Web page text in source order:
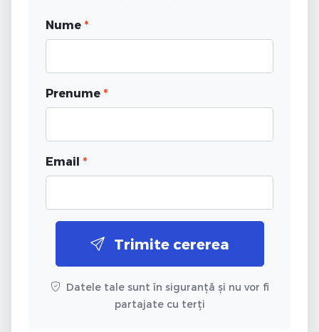
Nume *
Prenume *
Email *
Trimite cererea
Datele tale sunt în siguranță și nu vor fi
partajate cu terți